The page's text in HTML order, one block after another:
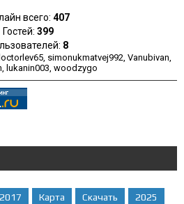
всего: 407
Гостей: 399
8
, simonukmatvej992, Vanubivan,
, lukanin003, woodzygo
2017 Карта Скачать 2025